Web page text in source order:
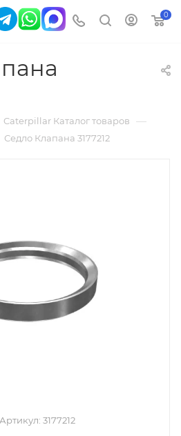
0
Caterpillar Каталог товаров —
Седло Клапана 3177212
Артикул: 3177212